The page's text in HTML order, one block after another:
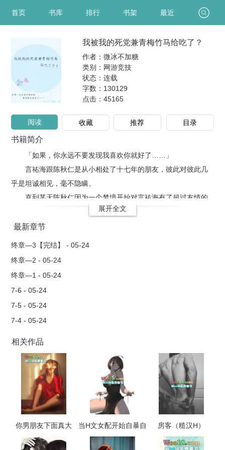
首页 书库 排行 书架 最近
我被我的死党兼青梅竹马给吃了？
作者：微冰不加糖
类别：网游竞技
状态：连载
字数：130129
点击： 45165
阅读 收藏 推荐 目录
书籍简介
「如果，你永远不要发现我喜欢你就好了……」
言祐海跟陈秋仁是从小相处了十七年的朋友，彼此对彼此几
乎是坦诚相见，毫不隐瞒。
直到某天陈秋仁因为一个梦境开始对言祐海有了超过友情的
展开全文
最新章节
终章—3【完结】 - 05-24
终章—2 - 05-24
终章—1 - 05-24
7-6 - 05-24
7-5 - 05-24
7-4 - 05-24
相关作品
你男朋友下面真大
（校园 np 高h）
当H文女配开始自暴自
弃（NP，高H）
房客（糙汉H）